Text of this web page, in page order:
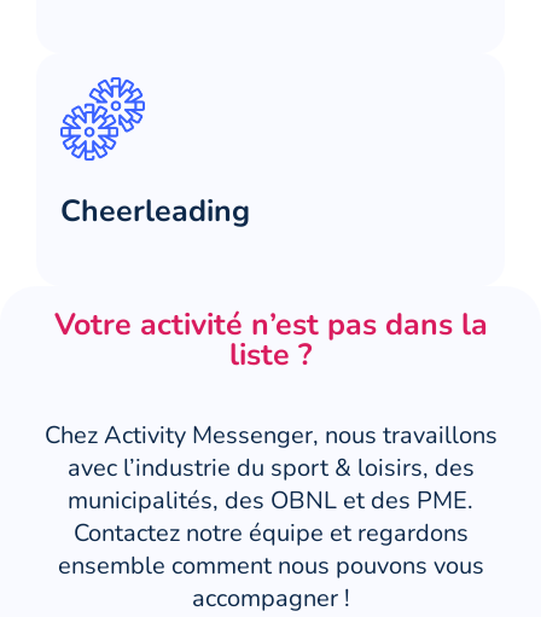
Cheerleading
Votre activité n’est pas dans la
liste ?
Chez Activity Messenger, nous travaillons
avec l’industrie du sport & loisirs, des
municipalités, des OBNL et des PME.
Contactez notre équipe et regardons
ensemble comment nous pouvons vous
accompagner !